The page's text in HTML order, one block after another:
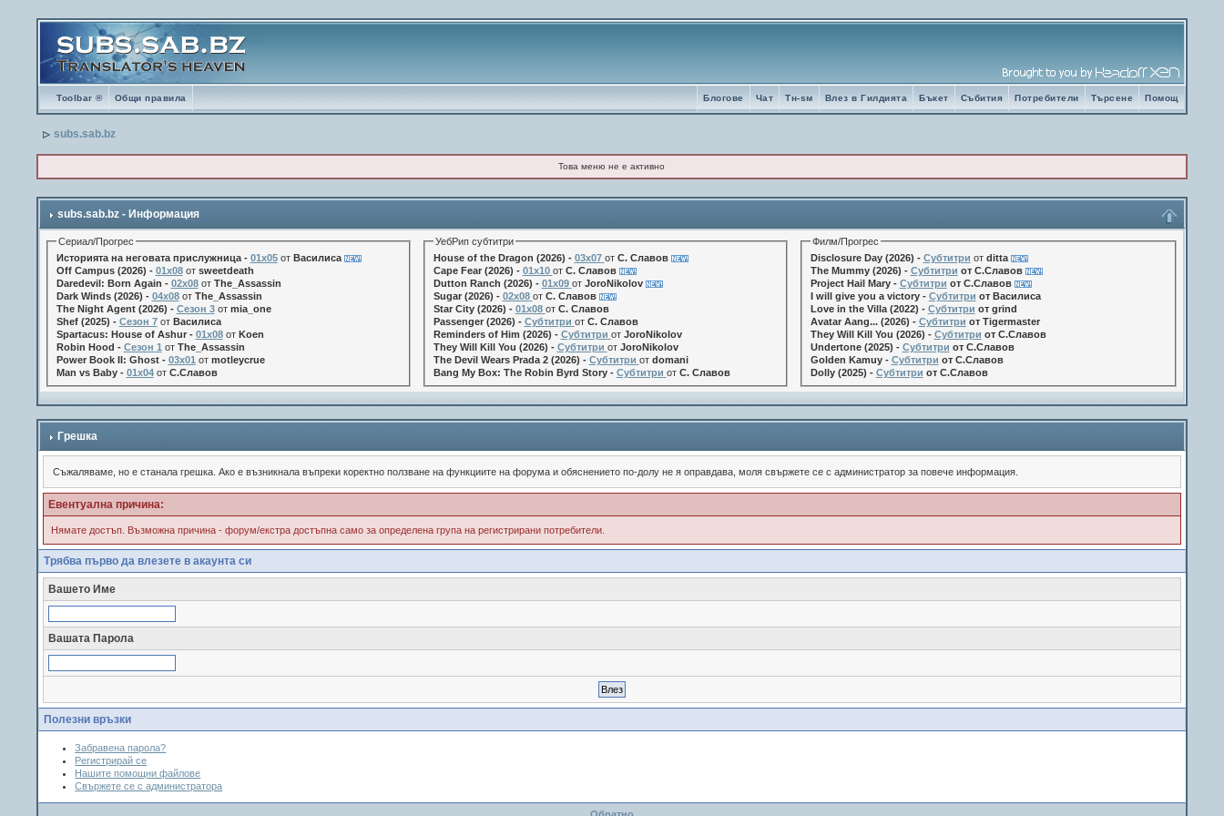
Toolbar ® Общи правила Помощ
Търсене
Потребители
Събития
Бъкет
Влез в Гилдията
Tн-sм
Чат
Блогове
subs.sab.bz
Това меню не е активно
subs.sab.bz - Информация
Сериал/Прогрес
Историята на неговата прислужница - 01х05от Василиса
Off Campus (2026) - 01x08от sweetdeath
Daredevil: Born Again - 02x08от The_Assassin
Dark Winds (2026) - 04x08от The_Assassin
The Night Agent (2026) - Сезон 3от mia_one
Shef (2025) - Сезон 7от Василиса
Spartacus: House of Ashur - 01x08от Koen
Robin Hood - Сезон 1 от The_Assassin
Power Book II: Ghost - 03x01 от motleycrue
Man vs Baby - 01x04от С.Славов
УебРип субтитри
House of the Dragon (2026) - 03x07 от С. Славов
Cape Fear (2026) - 01x10 от С. Славов
Dutton Ranch (2026) - 01x09 от JoroNikolov
Sugar (2026) - 02x08 от С. Славов
Star City (2026) - 01x08 от С. Славов
Passenger (2026) - Субтитри от С. Славов
Reminders of Him (2026) - Субтитри от JoroNikolov
They Will Kill You (2026) - Субтитри от JoroNikolov
The Devil Wears Prada 2 (2026) - Субтитри от domani
Bang My Box: The Robin Byrd Story - Субтитри от С. Славов
Филм/Прогрес
Disclosure Day (2026) - Субтитри от ditta
The Mummy (2026) - Субтитри от С.Славов
Project Hail Mary - Субтитри от С.Славов
I will give you a victory - Субтитри от Василиса
Love in the Villa (2022) - Субтитри от grind
Avatar Aang... (2026) - Субтитри от Tigermaster
They Will Kill You (2026) - Субтитри от С.Славов
Undertone (2025) - Субтитри от С.Славов
Golden Kamuy - Субтитри от С.Славов
Dolly (2025) - Субтитри от С.Славов
Грешка
Съжалявамe, но е станала грешка. Ако е възникнала въпреки коректно ползване на функциите на форума и обяснението по-долу не я оправдава, моля свържете се с администратор за повече информация.
Евентуална причина:
Нямате достъп. Възможна причина - форум/екстра достъпна само за определена група на регистрирани потребители.
Трябва първо да влезете в акаунта си
Вашето Име
Вашата Парола
Полезни връзки
Забравена парола?
Регистрирай се
Нашите помощни файлове
Свържете се с администратора